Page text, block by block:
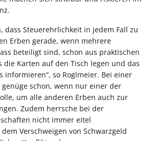
dass Steuerehrlichkeit in jedem Fall zu
Erben gerade, wenn mehrere
beteiligt sind, schon aus praktischen
die Karten auf den Tisch legen und das
informieren“, so Roglmeier. Bei einer
genüge schon, wenn nur einer der
um alle anderen Erben auch zur
Zudem herrsche bei der
nicht immer eitel
Verschweigen von Schwarzgeld